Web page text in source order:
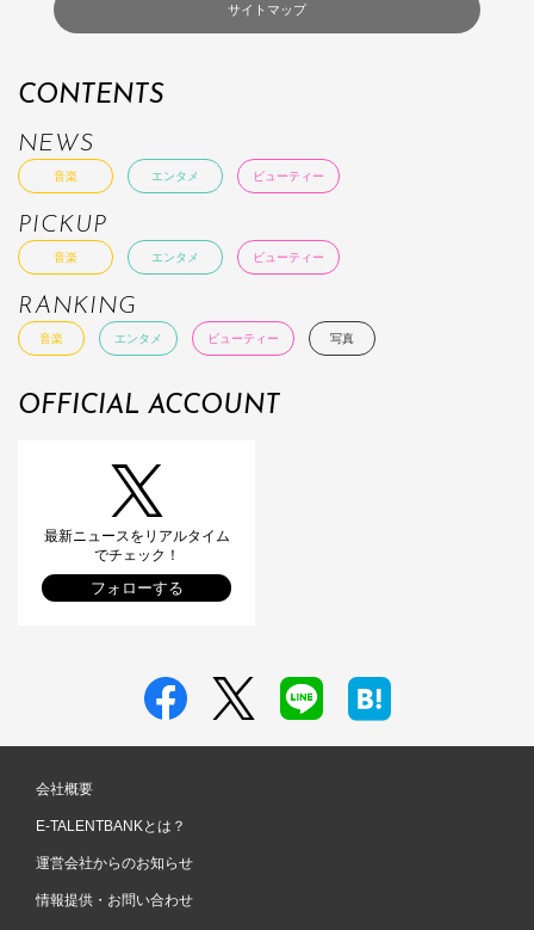
サイトマップ
CONTENTS
NEWS
音楽 エンタメ ビューティー
PICKUP
音楽 エンタメ ビューティー
RANKING
音楽 エンタメ ビューティー 写真
OFFICIAL ACCOUNT
最新ニュースをリアルタイム
でチェック！
フォローする
会社概要
E-TALENTBANKとは？
運営会社からのお知らせ
情報提供・お問い合わせ